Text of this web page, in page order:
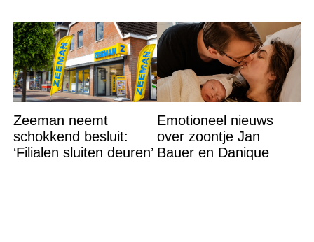
Zeeman neemt
schokkend besluit:
‘Filialen sluiten deuren’
Emotioneel nieuws
over zoontje Jan
Bauer en Danique